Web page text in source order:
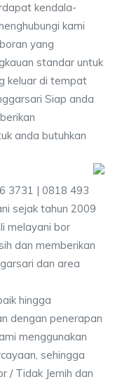
kendala-
kami
yang
standar untuk
keluar di tempat
Siap anda
anda butuhkan
3731 | 0818 493
sejak tahun 2009
melayani bor
dan memberikan
dan area
hingga
dengan penerapan
menggunakan
sehingga
/ Tidak Jernih dan